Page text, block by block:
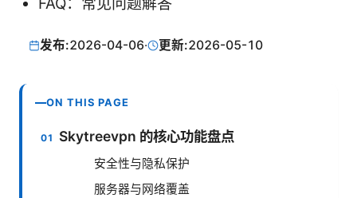
FAQ：常见问题解答
发布:2026-04-06· 更新:2026-05-10
ON THIS PAGE
Skytreevpn 的核心功能盘点
安全性与隐私保护
服务器与网络覆盖